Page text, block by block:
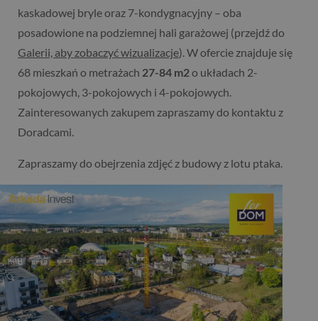
kaskadowej bryle oraz 7-kondygnacyjny – oba
posadowione na podziemnej hali garażowej (przejdź do
Galerii, aby zobaczyć wizualizacje). W ofercie znajduje się
68 mieszkań o metrażach 27-84 m2o układach 2-
pokojowych, 3-pokojowych i 4-pokojowych.
Zainteresowanych zakupem zapraszamy do kontaktu z
Doradcami.
Zapraszamy do obejrzenia zdjęć z budowy z lotu ptaka.